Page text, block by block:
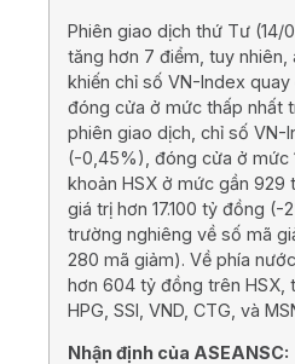
Phiên giao dịch thứ Tư (14/
tăng hơn 7 điểm, tuy nhiên,
khiến chỉ số VN-Index quay
đóng cửa ở mức thấp nhất
phiên giao dịch, chỉ số VN-
(-0,45%), đóng cửa ở mức
khoản HSX ở mức gần 929
giá trị hơn 17.100 tỷ đồng
trường nghiêng về số mã
280 mã giảm). Về phía
hơn 604 tỷ đồng trên HSX,
HPG, SSI, VND, CTG, và
Nhận định của ASEANSC: